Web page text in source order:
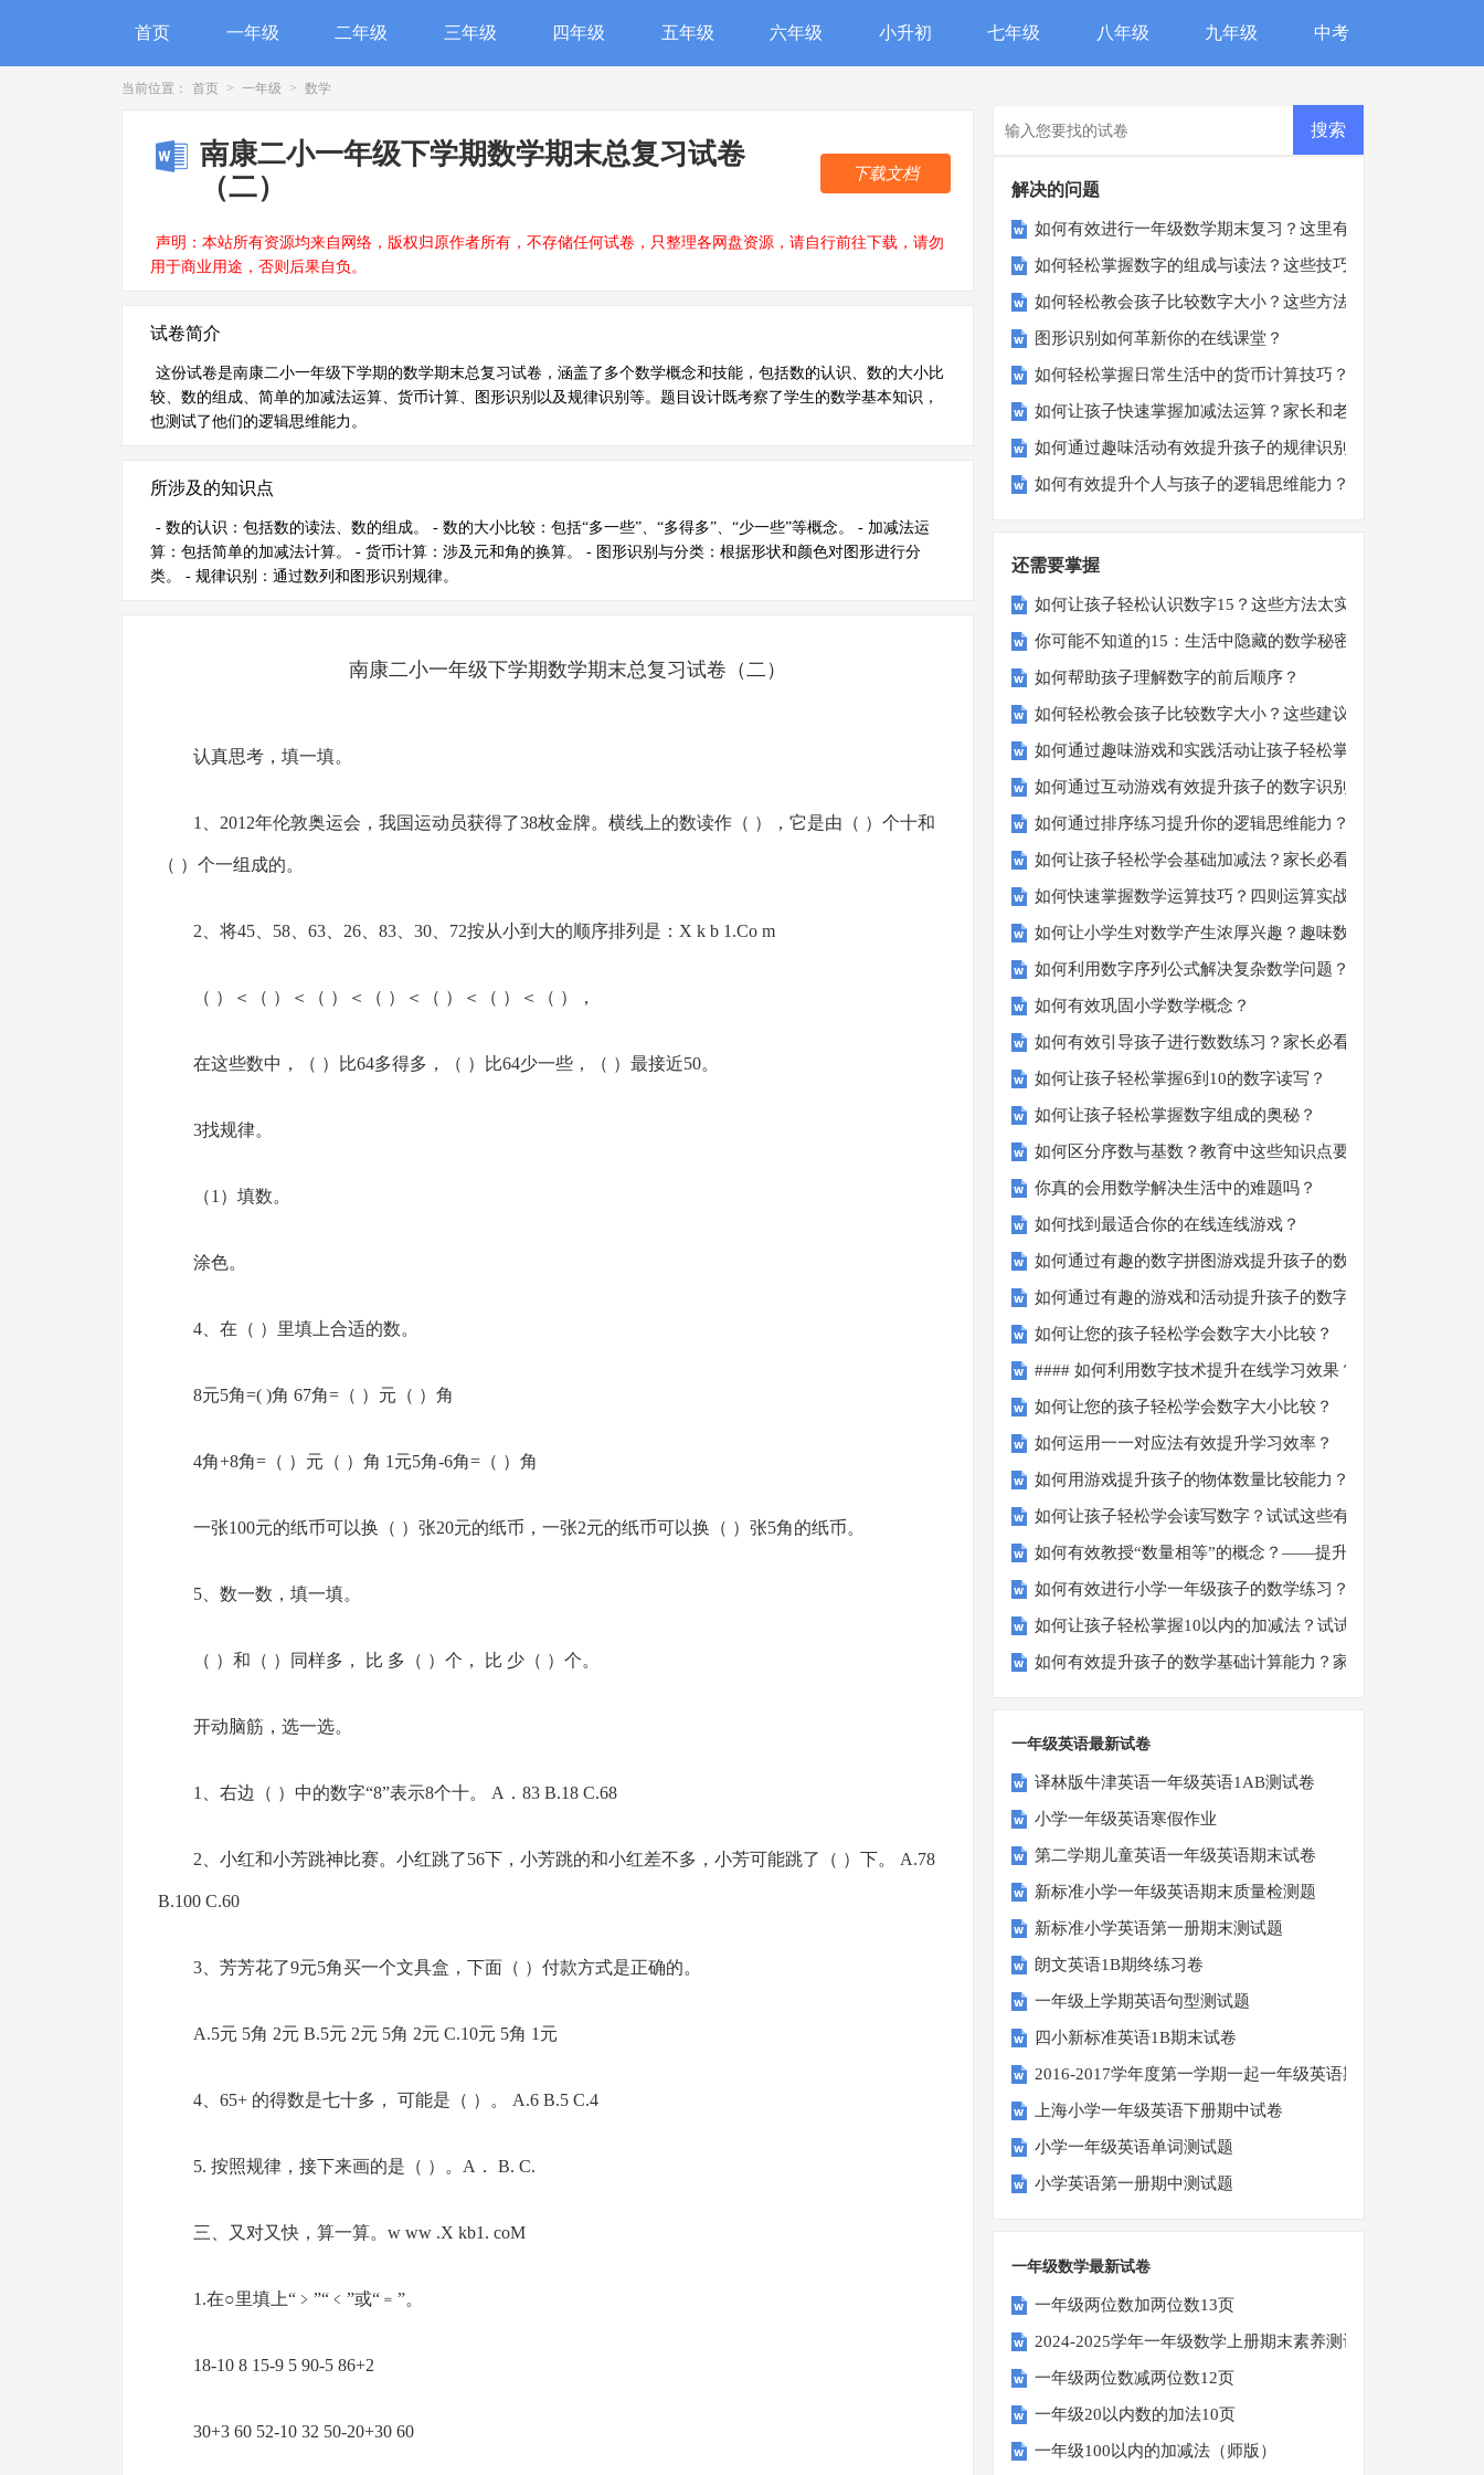
首页 一年级 二年级 三年级 四年级 五年级 六年级 小升初 七年级 八年级 九年级 中考
当前位置： 首页 > 一年级 > 数学
南康二小一年级下学期数学期末总复习试卷
（二）
声明：本站所有资源均来自网络，版权归原作者所有，不存储任何试卷，只整理各网盘资源，请自行前往下载，请勿
用于商业用途，否则后果自负。
下载文档
试卷简介
这份试卷是南康二小一年级下学期的数学期末总复习试卷，涵盖了多个数学概念和技能，包括数的认识、数的大小比
较、数的组成、简单的加减法运算、货币计算、图形识别以及规律识别等。题目设计既考察了学生的数学基本知识，
也测试了他们的逻辑思维能力。
所涉及的知识点
- 数的认识：包括数的读法、数的组成。 - 数的大小比较：包括“多一些”、“多得多”、“少一些”等概念。 - 加减法运
算：包括简单的加减法计算。 - 货币计算：涉及元和角的换算。 - 图形识别与分类：根据形状和颜色对图形进行分
类。 - 规律识别：通过数列和图形识别规律。
南康二小一年级下学期数学期末总复习试卷（二）
认真思考，填一填。
1、2012年伦敦奥运会，我国运动员获得了38枚金牌。横线上的数读作（ ），它是由（ ）个十和
（ ）个一组成的。
2、将45、58、63、26、83、30、72按从小到大的顺序排列是：X k b 1.Co m
（ ）＜（ ）＜（ ）＜（ ）＜（ ）＜（ ）＜（ ），
在这些数中，（ ）比64多得多，（ ）比64少一些，（ ）最接近50。
3找规律。
（1）填数。
涂色。
4、在（ ）里填上合适的数。
8元5角=( )角 67角=（ ）元（ ）角
4角+8角=（ ）元（ ）角 1元5角-6角=（ ）角
一张100元的纸币可以换（ ）张20元的纸币，一张2元的纸币可以换（ ）张5角的纸币。
5、数一数，填一填。
（ ）和（ ）同样多， 比 多（ ）个， 比 少（ ）个。
开动脑筋，选一选。
1、右边（ ）中的数字“8”表示8个十。 A．83 B.18 C.68
2、小红和小芳跳神比赛。小红跳了56下，小芳跳的和小红差不多，小芳可能跳了（ ）下。 A.78
B.100 C.60
3、芳芳花了9元5角买一个文具盒，下面（ ）付款方式是正确的。
A.5元 5角 2元 B.5元 2元 5角 2元 C.10元 5角 1元
4、65+ 的得数是七十多， 可能是（ ）。 A.6 B.5 C.4
5. 按照规律，接下来画的是（ ）。A． B. C.
三、又对又快，算一算。w ww .X kb1. coM
1.在○里填上“﹥”“﹤”或“﹦”。
18-10 8 15-9 5 90-5 86+2
30+3 60 52-10 32 50-20+30 60
解决的问题
如何有效进行一年级数学期末复习？这里有你需要的方法！
如何轻松掌握数字的组成与读法？这些技巧要知道！
如何轻松教会孩子比较数字大小？这些方法超实用！
图形识别如何革新你的在线课堂？
如何轻松掌握日常生活中的货币计算技巧？
如何让孩子快速掌握加减法运算？家长和老师必看的技巧与
如何通过趣味活动有效提升孩子的规律识别能力？
如何有效提升个人与孩子的逻辑思维能力？这里有答案！
还需要掌握
如何让孩子轻松认识数字15？这些方法太实用了！
你可能不知道的15：生活中隐藏的数学秘密？
如何帮助孩子理解数字的前后顺序？
如何轻松教会孩子比较数字大小？这些建议或许有帮助！
如何通过趣味游戏和实践活动让孩子轻松掌握数字顺序？
如何通过互动游戏有效提升孩子的数字识别能力？
如何通过排序练习提升你的逻辑思维能力？
如何让孩子轻松学会基础加减法？家长必看的实用技巧！
如何快速掌握数学运算技巧？四则运算实战指南
如何让小学生对数学产生浓厚兴趣？趣味数学活动大揭秘！
如何利用数字序列公式解决复杂数学问题？
如何有效巩固小学数学概念？
如何有效引导孩子进行数数练习？家长必看的五大技巧
如何让孩子轻松掌握6到10的数字读写？
如何让孩子轻松掌握数字组成的奥秘？
如何区分序数与基数？教育中这些知识点要知道！
你真的会用数学解决生活中的难题吗？
如何找到最适合你的在线连线游戏？
如何通过有趣的数字拼图游戏提升孩子的数学能力？
如何通过有趣的游戏和活动提升孩子的数字顺序技能？
如何让您的孩子轻松学会数字大小比较？
#### 如何利用数字技术提升在线学习效果？
如何让您的孩子轻松学会数字大小比较？
如何运用一一对应法有效提升学习效率？
如何用游戏提升孩子的物体数量比较能力？
如何让孩子轻松学会读写数字？试试这些有趣的方法！
如何有效教授“数量相等”的概念？——提升孩子的数学思维
如何有效进行小学一年级孩子的数学练习？
如何让孩子轻松掌握10以内的加减法？试试这些有趣的方法！
如何有效提升孩子的数学基础计算能力？家长必看！
一年级英语最新试卷
译林版牛津英语一年级英语1AB测试卷
小学一年级英语寒假作业
第二学期儿童英语一年级英语期末试卷
新标准小学一年级英语期末质量检测题
新标准小学英语第一册期末测试题
朗文英语1B期终练习卷
一年级上学期英语句型测试题
四小新标准英语1B期末试卷
2016-2017学年度第一学期一起一年级英语期中试卷
上海小学一年级英语下册期中试卷
小学一年级英语单词测试题
小学英语第一册期中测试题
一年级数学最新试卷
一年级两位数加两位数13页
2024-2025学年一年级数学上册期末素养测评卷（考试版A4
一年级两位数减两位数12页
一年级20以内数的加法10页
一年级100以内的加减法（师版）